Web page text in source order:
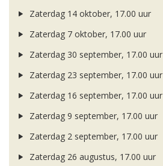
Zaterdag 14 oktober, 17.00 uur
Zaterdag 7 oktober, 17.00 uur
Zaterdag 30 september, 17.00 uur
Zaterdag 23 september, 17.00 uur
Zaterdag 16 september, 17.00 uur
Zaterdag 9 september, 17.00 uur
Zaterdag 2 september, 17.00 uur
Zaterdag 26 augustus, 17.00 uur